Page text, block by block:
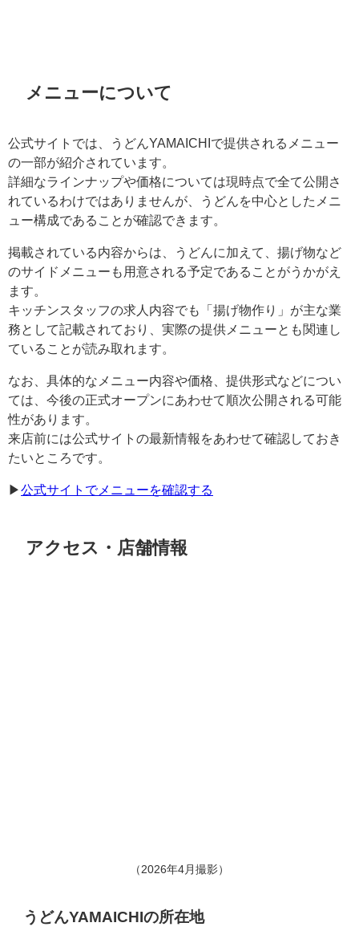
メニューについて
公式サイトでは、うどんYAMAICHIで提供されるメニュー
の一部が紹介されています。
詳細なラインナップや価格については現時点で全て公開さ
れているわけではありませんが、うどんを中心としたメニ
ュー構成であることが確認できます。
掲載されている内容からは、うどんに加えて、揚げ物など
のサイドメニューも用意される予定であることがうかがえ
ます。
キッチンスタッフの求人内容でも「揚げ物作り」が主な業
務として記載されており、実際の提供メニューとも関連し
ていることが読み取れます。
なお、具体的なメニュー内容や価格、提供形式などについ
ては、今後の正式オープンにあわせて順次公開される可能
性があります。
来店前には公式サイトの最新情報をあわせて確認しておき
たいところです。
▶︎公式サイトでメニューを確認する
アクセス・店舗情報
（2026年4月撮影）
うどんYAMAICHIの所在地